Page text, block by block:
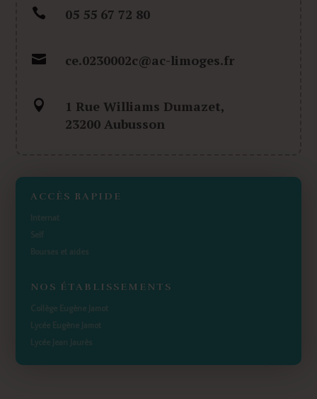
 05 55 67 72 80
 ce.0230002c@ac-limoges.fr

1 Rue Williams Dumazet,
23200 Aubusson
ACCÈS RAPIDE
NOS ÉTABLISSEMENTS